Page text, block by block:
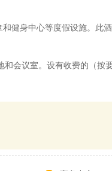
健身中心等度假设施。此
会议室。设有收费的（按